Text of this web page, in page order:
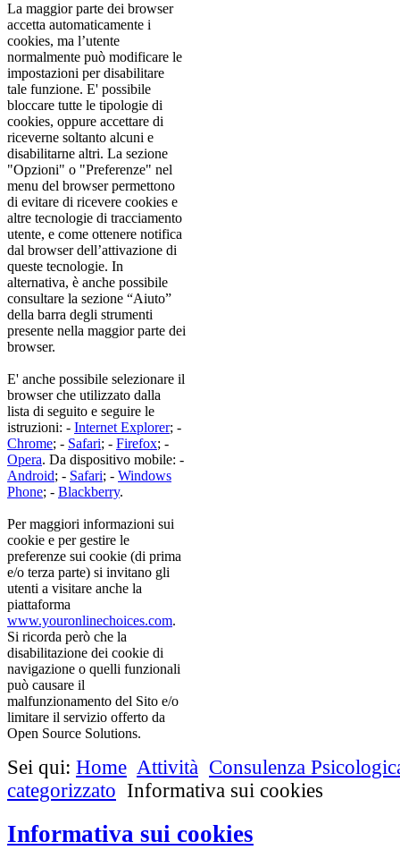
La maggior parte dei browser
accetta automaticamente i
cookies, ma l’utente
normalmente può modificare le
impostazioni per disabilitare
tale funzione. E' possibile
bloccare tutte le tipologie di
cookies, oppure accettare di
riceverne soltanto alcuni e
disabilitarne altri. La sezione
"Opzioni" o "Preferenze" nel
menu del browser permettono
di evitare di ricevere cookies e
altre tecnologie di tracciamento
utente, e come ottenere notifica
dal browser dell’attivazione di
queste tecnologie. In
alternativa, è anche possibile
consultare la sezione “Aiuto”
della barra degli strumenti
presente nella maggior parte dei
browser.
E' anche possibile selezionare il
browser che utilizzato dalla
lista di seguito e seguire le
istruzioni: - Internet Explorer; -
Chrome; - Safari; - Firefox; -
Opera. Da dispositivo mobile: -
Android; - Safari; - Windows
Phone; - Blackberry.
Per maggiori informazioni sui
cookie e per gestire le
preferenze sui cookie (di prima
e/o terza parte) si invitano gli
utenti a visitare anche la
piattaforma
www.youronlinechoices.com.
Si ricorda però che la
disabilitazione dei cookie di
navigazione o quelli funzionali
può causare il
malfunzionamento del Sito e/o
limitare il servizio offerto da
Open Source Solutions.
Sei qui: Home Attività Consulenza
categorizzato Informativa sui cookies
Informativa sui cookies